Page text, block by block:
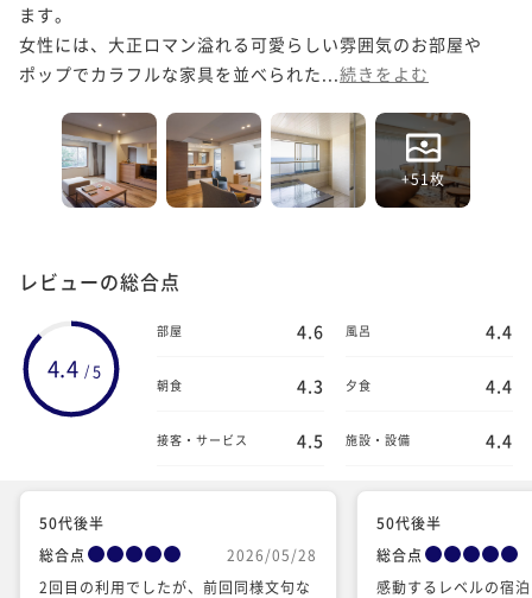
ます。
女性には、大正ロマン溢れる可愛らしい雰囲気のお部屋や
ポップでカラフルな家具を並べられた... 続きをよむ
+51枚
レビューの総合点
4.4 / 5
部屋 4.6 風呂 4.4
朝食 4.3 夕食 4.4
接客・サービス 4.5 施設・設備 4.4
50代後半
総合点
2026/05/28
2回目の利用でしたが、前回同様文句な
50代後半
総合点
感動するレベルの宿